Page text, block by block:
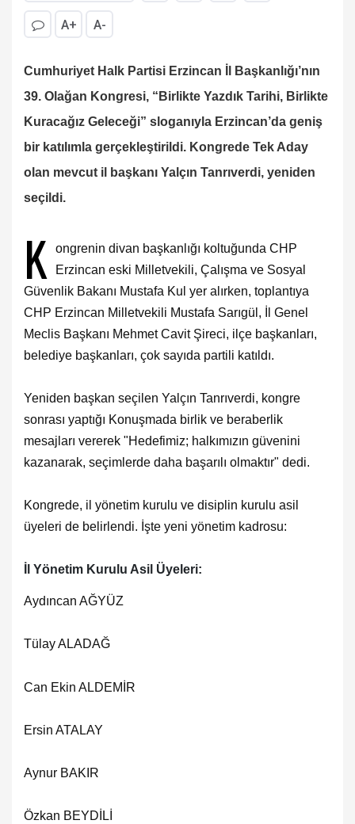
A+ A-
Cumhuriyet Halk Partisi Erzincan İl Başkanlığı’nın
39. Olağan Kongresi, “Birlikte Yazdık Tarihi, Birlikte
Kuracağız Geleceği” sloganıyla Erzincan’da geniş
bir katılımla gerçekleştirildi. Kongrede Tek Aday
olan mevcut il başkanı Yalçın Tanrıverdi, yeniden
seçildi.
K
ongrenin divan başkanlığı koltuğunda CHP
Erzincan eski Milletvekili, Çalışma ve Sosyal
Güvenlik Bakanı Mustafa Kul yer alırken, toplantıya
CHP Erzincan Milletvekili Mustafa Sarıgül, İl Genel
Meclis Başkanı Mehmet Cavit Şireci, ilçe başkanları,
belediye başkanları, çok sayıda partili katıldı.
Yeniden başkan seçilen Yalçın Tanrıverdi, kongre
sonrası yaptığı Konuşmada birlik ve beraberlik
mesajları vererek "Hedefimiz; halkımızın güvenini
kazanarak, seçimlerde daha başarılı olmaktır" dedi.
Kongrede, il yönetim kurulu ve disiplin kurulu asil
üyeleri de belirlendi. İşte yeni yönetim kadrosu:
İl Yönetim Kurulu Asil Üyeleri:
Aydıncan AĞYÜZ
Tülay ALADAĞ
Can Ekin ALDEMİR
Ersin ATALAY
Aynur BAKIR
Özkan BEYDİLİ